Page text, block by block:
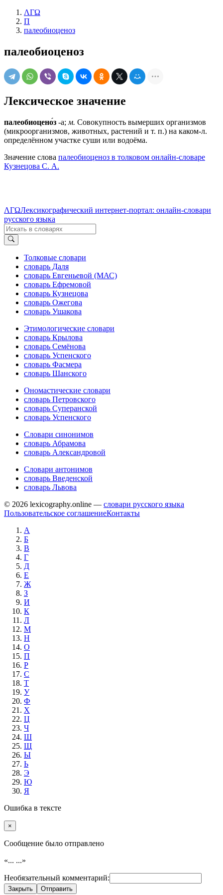
ΛΓΩ
П
палеобиоценоз
палеобиоценоз
Лексическое значение
палеобиоцено́з -а; м. Совокупность вымерших организмов
(микроорганизмов, животных, растений и т. п.) на каком-л.
определённом участке суши или водоёма.
Значение слова палеобиоценоз в толковом онлайн-словаре
Кузнецова С. А.
ΛΓΩЛексикографический интернет-портал: онлайн-словари
русского языка
Толковые словари
словарь Даля
словарь Евгеньевой (МАС)
словарь Ефремовой
словарь Кузнецова
словарь Ожегова
словарь Ушакова
Этимологические словари
словарь Крылова
словарь Семёнова
словарь Успенского
словарь Фасмера
словарь Шанского
Ономастические словари
словарь Петровского
словарь Суперанской
словарь Успенского
Словари синонимов
словарь Абрамова
словарь Александровой
Словари антонимов
словарь Введенской
словарь Львова
© 2026 lexicography.online — словари русского языка
Пользовательское соглашениеКонтакты
А
Б
В
Г
Д
Е
Ж
З
И
К
Л
М
Н
О
П
Р
С
Т
У
Ф
Х
Ц
Ч
Ш
Щ
Ы
Ь
Э
Ю
Я
Ошибка в тексте
×
Cообщение было отправлено
«... ...»
Необязательный комментарий:
Закрыть Отправить